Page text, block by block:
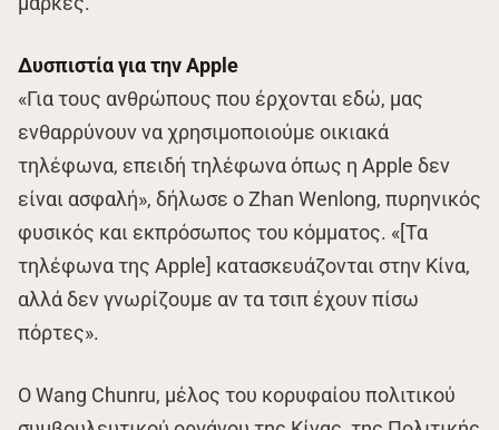
Δυσπιστία για την Apple
«Για τους ανθρώπους που έρχονται εδώ, μας
ενθαρρύνουν να χρησιμοποιούμε οικιακά
τηλέφωνα, επειδή τηλέφωνα όπως η Apple δεν
είναι ασφαλή», δήλωσε ο Zhan Wenlong, πυρηνικός
φυσικός και εκπρόσωπος του κόμματος. «[Τα
τηλέφωνα της Apple] κατασκευάζονται στην Κίνα,
αλλά δεν γνωρίζουμε αν τα τσιπ έχουν πίσω
πόρτες».
Ο Wang Chunru, μέλος του κορυφαίου πολιτικού